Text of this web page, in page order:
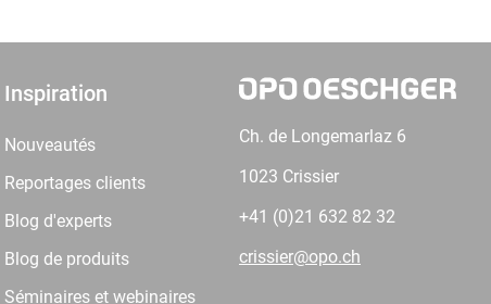
Inspiration
Nouveautés
Reportages clients
Blog d'experts
Blog de produits
Séminaires et webinaires
Ch. de Longemarlaz 6
1023 Crissier
+41 (0)21 632 82 32
crissier@opo.ch